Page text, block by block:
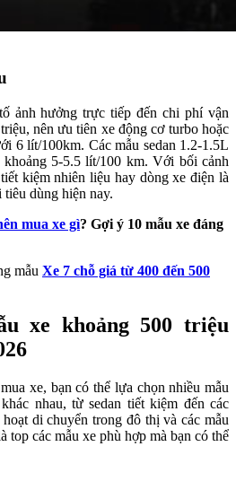
ảnh hưởng trực tiếp đến chi phí vận
nên ưu tiên xe động cơ turbo hoặc
6 lít/100km. Các mẫu sedan 1.2-1.5L
5-5.5 lít/100 km. Với bối cảnh
kiệm nhiên liệu hay dòng xe điện là
dùng hiện nay.
mua xe gì? Gợi ý 10 mẫu xe đáng
mẫu Xe 7 chỗ giá từ 400 đến 500
xe khoảng 500 triệu
xe, bạn có thể lựa chọn nhiều mẫu
nhau, từ sedan tiết kiệm đến các
di chuyển trong đô thị và các mẫu
top các mẫu xe phù hợp mà bạn có thể